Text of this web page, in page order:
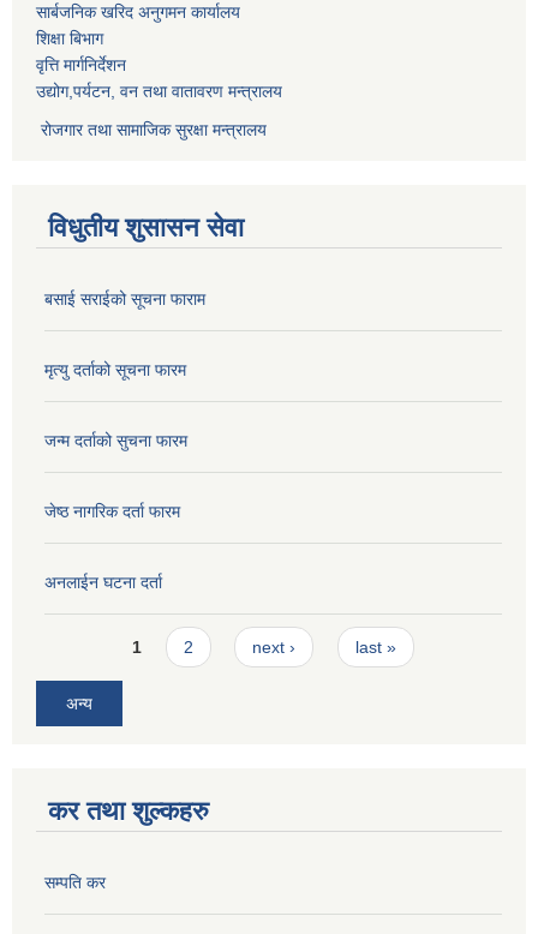
सार्बजनिक खरिद अनुगमन कार्यालय
शिक्षा बिभाग
वृत्ति मार्गनिर्देशन
उद्योग,पर्यटन, वन तथा वातावरण मन्त्रालय
रोजगार तथा सामाजिक सुरक्षा मन्त्रालय
विधुतीय शुसासन सेवा
बसाई सराईको सूचना फाराम
मृत्यु दर्ताको सूचना फारम
जन्म दर्ताको सुचना फारम
जेष्ठ नागरिक दर्ता फारम
अनलाईन घटना दर्ता
Pages1 2 next › last »
अन्य
कर तथा शुल्कहरु
सम्पति कर